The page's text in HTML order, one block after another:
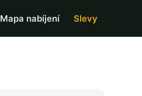
Mapa nabíjení Slevy